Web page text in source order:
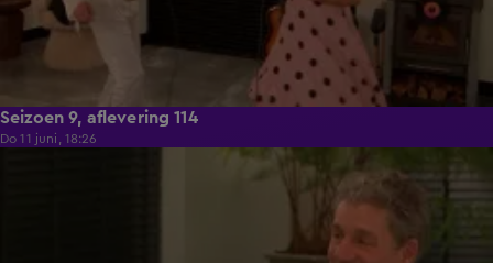
Seizoen 9, aflevering 114
Do 11 juni, 18:26